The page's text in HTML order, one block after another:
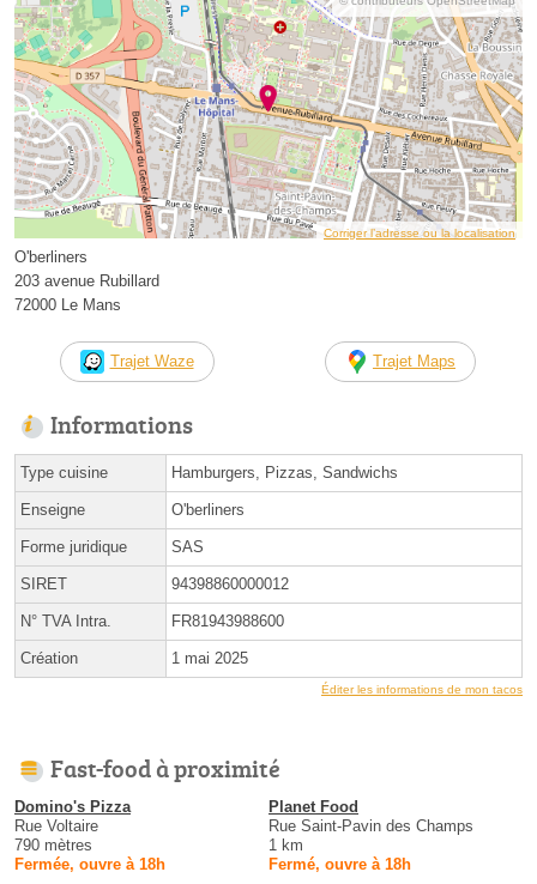
Corriger l’adresse ou la localisation
O'berliners
203 avenue Rubillard
72000 Le Mans
Trajet Waze Trajet Maps
Informations
Type cuisine Hamburgers, Pizzas, Sandwichs
Enseigne O'berliners
Forme juridique SAS
SIRET 94398860000012
N° TVA Intra. FR81943988600
Création 1 mai 2025
Éditer les informations de mon tacos
Fast-food à proximité
Domino's Pizza
Rue Voltaire
790 mètres
Fermée, ouvre à 18h
Planet Food
Rue Saint-Pavin des Champs
1 km
Fermé, ouvre à 18h